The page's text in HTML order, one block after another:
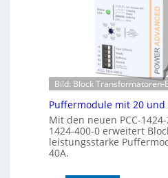
n
g
t
e
K
o
n
t
r
o
l
e
Bild: Block Transformatoren-
Puffermodule mit 20 und
Mit den neuen PCC-
1424-400-0 erweitert
leistungsstarke
40A.